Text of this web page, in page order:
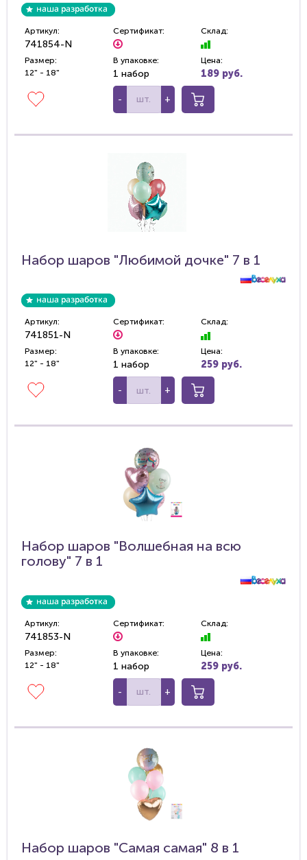
Артикул:
741854-N
Сертификат: Склад:
Размер:
12" - 18"
В упаковке:
1 набор
Цена:
189 руб.
- +
Набор шаров "Любимой дочке" 7 в 1
Артикул:
741851-N
Сертификат: Склад:
Размер:
12" - 18"
В упаковке:
1 набор
Цена:
259 руб.
- +
Набор шаров "Волшебная на всю
голову" 7 в 1
Артикул:
741853-N
Сертификат: Склад:
Размер:
12" - 18"
В упаковке:
1 набор
Цена:
259 руб.
- +
Набор шаров "Самая самая" 8 в 1